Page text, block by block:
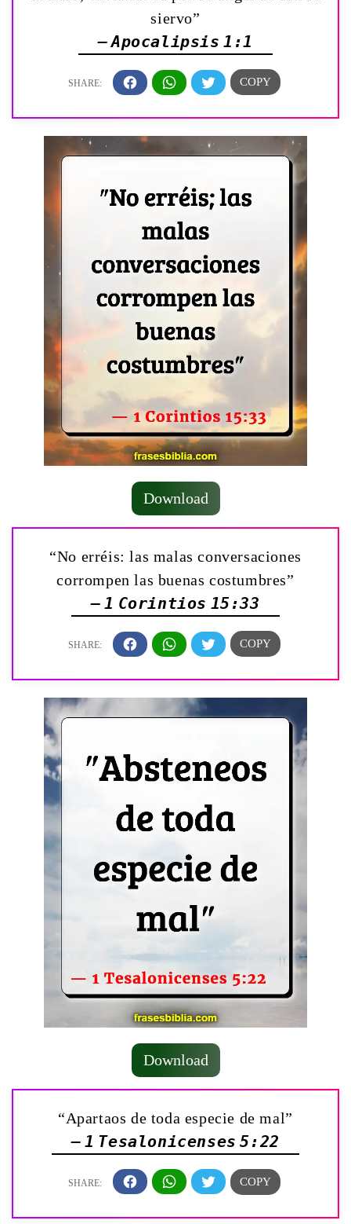
siervo”
— Apocalipsis 1:1
Download
“No erréis: las malas conversaciones
corrompen las buenas costumbres”
— 1 Corintios 15:33
Download
“Apartaos de toda especie de mal”
— 1 Tesalonicenses 5:22